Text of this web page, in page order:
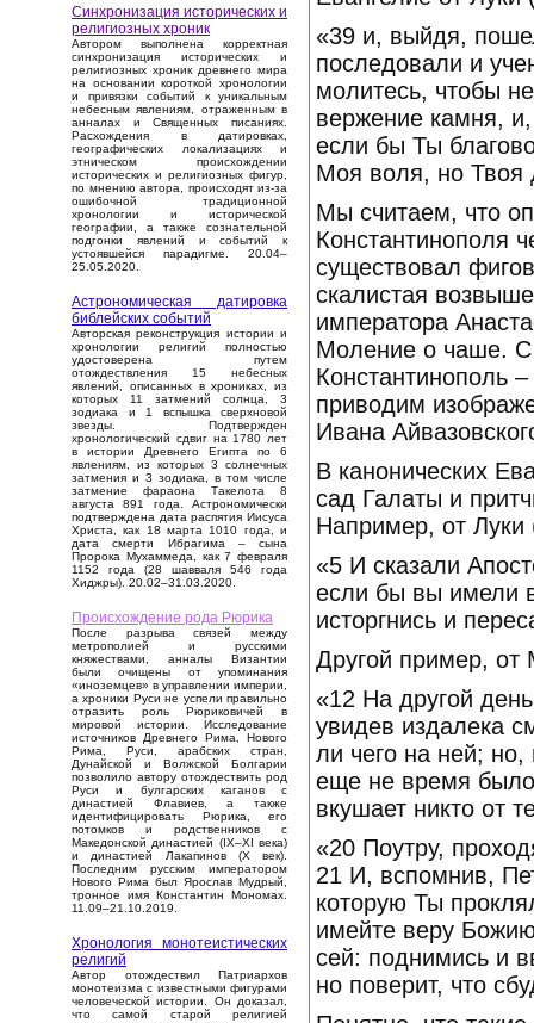
Синхронизация исторических и
религиозных хроник
Автором выполнена корректная
синхронизация исторических и
религиозных хроник древнего мира
на основании короткой хронологии
и привязки событий к уникальным
небесным явлениям, отраженным в
анналах и Священных писаниях.
Расхождения в датировках,
географических локализациях и
этническом происхождении
исторических и религиозных фигур,
по мнению автора, происходят из-за
ошибочной традиционной
хронологии и исторической
географии, а также сознательной
подгонки явлений и событий к
устоявшейся парадигме. 20.04–
25.05.2020.
Астрономическая датировка
библейских событий
Авторская реконструкция истории и
хронологии религий полностью
удостоверена путем
отождествления 15 небесных
явлений, описанных в хрониках, из
которых 11 затмений солнца, 3
зодиака и 1 вспышка сверхновой
звезды. Подтвержден
хронологический сдвиг на 1780 лет
в истории Древнего Египта по 6
явлениям, из которых 3 солнечных
затмения и 3 зодиака, в том числе
затмение фараона Такелота 8
августа 891 года. Астрономически
подтверждена дата распятия Иисуса
Христа, как 18 марта 1010 года, и
дата смерти Ибрагима – сына
Пророка Мухаммеда, как 7 февраля
1152 года (28 шавваля 546 года
Хиджры). 20.02–31.03.2020.
Происхождение рода Рюрика
После разрыва связей между
метрополией и русскими
княжествами, анналы Византии
были очищены от упоминания
«иноземцев» в управлении империи,
а хроники Руси не успели правильно
отразить роль Рюриковичей в
мировой истории. Исследование
источников Древнего Рима, Нового
Рима, Руси, арабских стран,
Дунайской и Волжской Болгарии
позволило автору отождествить род
Руси и булгарских каганов с
династией Флавиев, а также
идентифицировать Рюрика, его
потомков и родственников с
Македонской династией (IX–XI века)
и династией Лакапинов (X век).
Последним русским императором
Нового Рима был Ярослав Мудрый,
тронное имя Константин Мономах.
11.09–21.10.2019.
Хронология монотеистических
религий
Автор отождествил Патриархов
монотеизма с известными фигурами
человеческой истории. Он доказал,
что самой старой религией
«39 и, выйдя,
последовали и
молитесь, чтобы
вержение камня,
если бы Ты
Моя воля, но Твоя
Мы считаем, что
Константинополя
существовал
скалистая
императора
Моление о чаше. С
Константинополь
приводим
Ивана
В канонических
сад Галаты и
Например, от Луки
«5 И сказали
если бы вы имели
исторгнись и
Другой пример, от
«12 На другой
увидев издалека
ли чего на ней;
еще не время
вкушает никто от
«20 Поутру,
21 И, вспомнив,
которую Ты
имейте веру
сей: поднимись и
но поверит, что